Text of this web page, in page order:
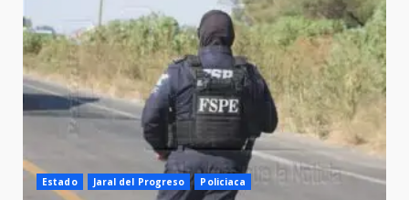
Estado Jaral del Progreso Policiaca